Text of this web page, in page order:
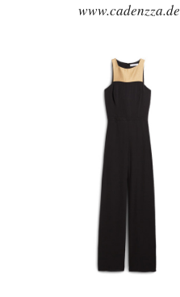
www.cadenzza.de